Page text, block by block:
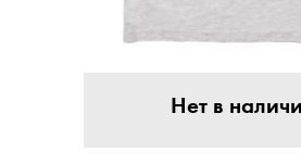
Нет в